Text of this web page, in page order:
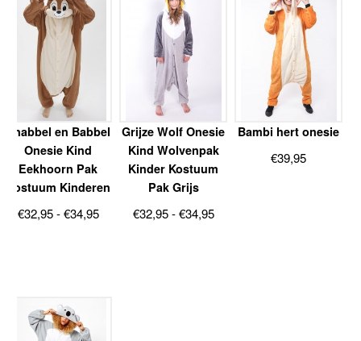
Knabbel en Babbel
Onesie Kind
Eekhoorn Pak
Kostuum Kinderen
€32,95 - €34,95Prijsklasse:
Grijze Wolf Onesie
Kind Wolvenpak
Kinder Kostuum
Pak Grijs
€32,95 - €34,95Prijsklasse:
Bambi hert onesie
€39,95